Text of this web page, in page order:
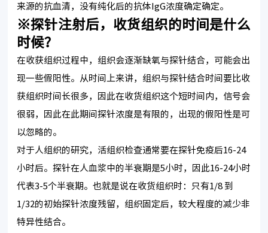
来源的抗血清，没有纯化后的抗体IgG浓度确定确定。
※探针注射后，收货组织的时间是什么
时候？
在收获组织过程中，组织会逐渐缺氧与探针结合，可能会出
现一些假阳性。从时间上来讲，组织与探针结合时间要比收
获组织时间长很多，因此在收货组织这个短时间内，信号会
很弱，因此在此期间探针浓度是有限的，出现的假阳性是可
以忽略的。
对于人组织的研究，活组织检查通常要在探针免疫后16-24
小时后。探针在人血浆中的半衰期是5小时，因此16-24小时
代表3-5个半衰期。也就是说在收货组织时：只有1/8 到
1/32的初始探针浓度残留，组织固定后，较大程度的减少非
特异性结合。